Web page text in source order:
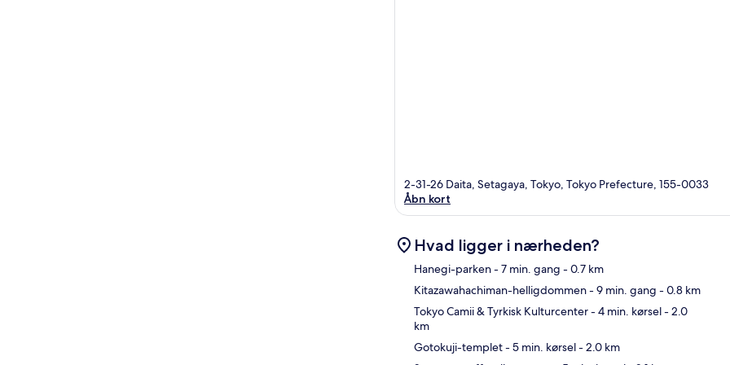
2-31-26 Daita, Setagaya, Tokyo, Tokyo Prefecture, 155-0033
Åbn kort
Hvad ligger i nærheden?
Hanegi-parken- 7 min. gang - 0.7 km
Kitazawahachiman-helligdommen- 9 min. gang - 0.8 km
Tokyo Camii & Tyrkisk Kulturcenter- 4 min. kørsel- 2.0
km
Gotokuji-templet- 5 min. kørsel- 2.0 km